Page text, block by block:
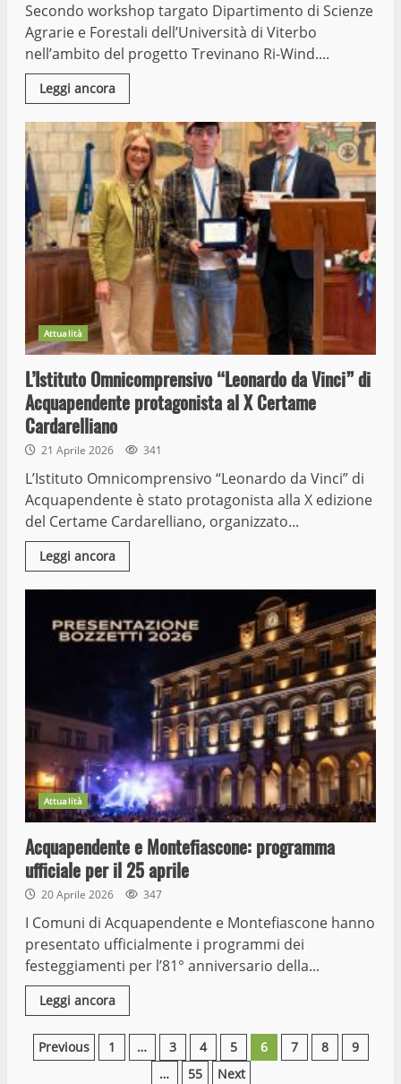
Secondo workshop targato Dipartimento di Scienze
Agrarie e Forestali dell’Università di Viterbo
nell’ambito del progetto Trevinano Ri-Wind....
Leggi ancora
Attualità
L’Istituto Omnicomprensivo “Leonardo da Vinci” di
Acquapendente protagonista al X Certame
Cardarelliano
21 Aprile 2026 341
L’Istituto Omnicomprensivo “Leonardo da Vinci” di
Acquapendente è stato protagonista alla X edizione
del Certame Cardarelliano, organizzato...
Leggi ancora
Attualità
Acquapendente e Montefiascone: programma
ufficiale per il 25 aprile
20 Aprile 2026 347
I Comuni di Acquapendente e Montefiascone hanno
presentato ufficialmente i programmi dei
festeggiamenti per l’81° anniversario della...
Leggi ancora
Paginazione
Previous 1 … 3 4 5 6 7 8
9
…
55 Next